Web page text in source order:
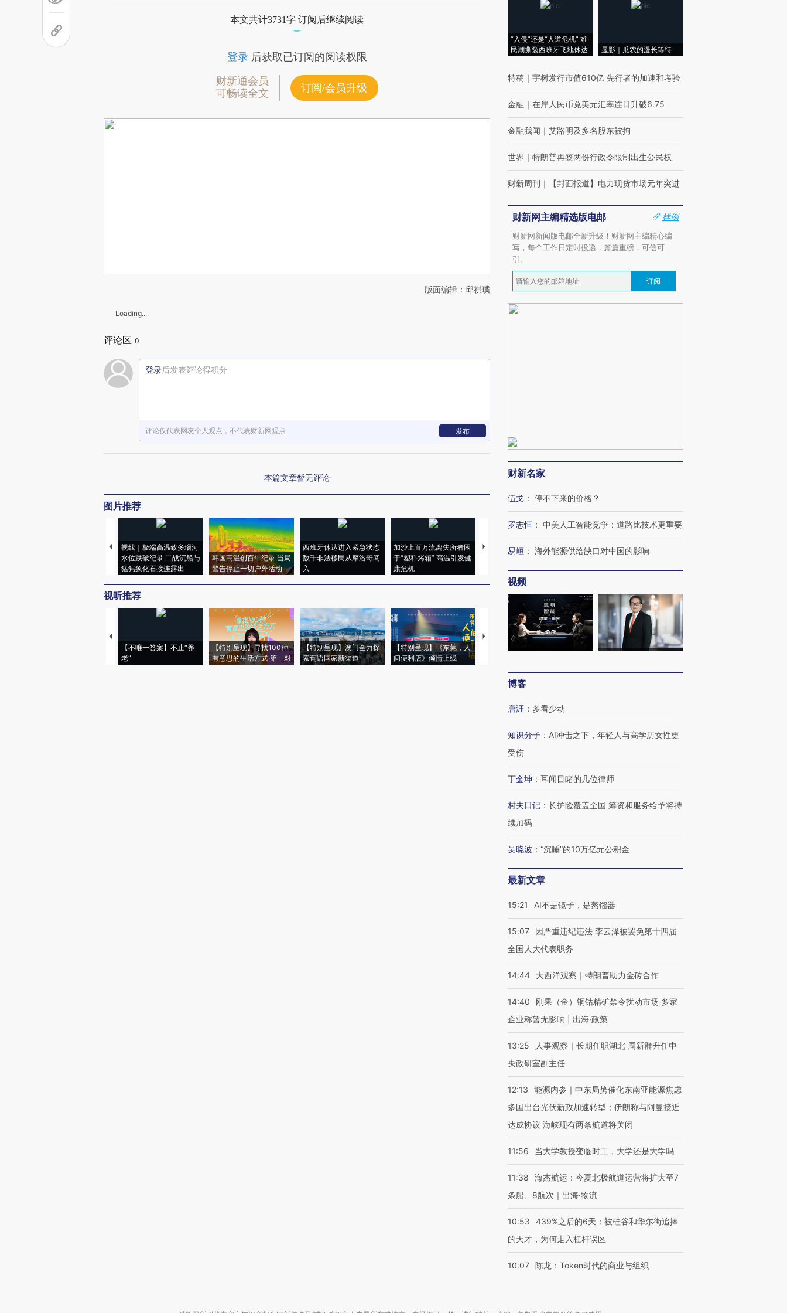
本文共计3731字 订阅后继续阅读
登录后获取已订阅的阅读权限
财新通会员
可畅读全文
订阅/会员升级
版面编辑：邱祺璞
Loading...
评论区 0
登录后发表评论得积分
评论仅代表网友个人观点，不代表财新网观点 发布
本篇文章暂无评论
图片推荐
视线｜极端高温致多瑙河
水位跌破纪录 二战沉船与
猛犸象化石接连露出
韩国高温创百年纪录 当局
警告停止一切户外活动
西班牙休达进入紧急状态
数千非法移民从摩洛哥闯
入
加沙上百万流离失所者困
于“塑料烤箱” 高温引发健
康危机
视线｜HYROX的吸金
术：是什么让中产们甘
心“花钱找虐”？
马航飞行员跨国走私7万
粒摇头丸 尿检体内含3种
毒品
育部长拱下台
视听推荐
【不唯一答案】不止“养
老”
【特别呈现】寻找100种
有意思的生活方式·第一对
【特别呈现】澳门全力探
索葡语国家新渠道
【特别呈现】《东莞，人
间便利店》倾情上线
【推广】走进第四届链博
会，让数智科技“链”接产
【特别呈现】寻找100种
【商旅对话】华住集团
CFO：不靠规模取胜，华
“入侵”还是“人道危机” 难
民潮撕裂西班牙飞地休达
显影｜瓜农的漫长等待
特稿 ｜ 宇树发行市值610亿 先行者的加速和考验
金融 ｜ 在岸人民币兑美元汇率连日升破6.75
金融我闻 ｜ 艾路明及多名股东被拘
世界 ｜ 特朗普再签两份行政令限制出生公民权
财新周刊 ｜ 【封面报道】电力现货市场元年突进
财新网主编精选版电邮
样例
财新网新闻版电邮全新升级！财新网主编精心编
写，每个工作日定时投递，篇篇重磅，可信可
引。
订阅
财新名家
伍戈 ： 停不下来的价格？
罗志恒 ： 中美人工智能竞争：道路比技术更重要
易峘 ： 海外能源供给缺口对中国的影响
视频
博客
唐涯 ： 多看少动
知识分子 ： AI冲击之下，年轻人与高学历女性更
受伤
丁金坤 ： 耳闻目睹的几位律师
村夫日记 ： 长护险覆盖全国 筹资和服务给予将持
续加码
吴晓波 ： “沉睡”的10万亿元公积金
最新文章
15:21 AI不是镜子，是蒸馏器
15:07
因严重违纪违法 李云泽被罢免第十四届
全国人大代表职务
14:44 大西洋观察｜特朗普助力金砖合作
14:40
刚果（金）铜钴精矿禁令扰动市场 多家
企业称暂无影响 | 出海·政策
13:25
人事观察｜长期任职湖北 周新群升任中
央政研室副主任
12:13
能源内参｜中东局势催化东南亚能源焦虑
多国出台光伏新政加速转型；伊朗称与阿曼接近
达成协议 海峡现有两条航道将关闭
11:56 当大学教授变临时工，大学还是大学吗
11:38
海杰航运：今夏北极航道运营将扩大至7
条船、8航次｜出海·物流
10:53
439%之后的6天：被硅谷和华尔街追捧
的天才，为何走入杠杆误区
10:07 陈龙：Token时代的商业与组织